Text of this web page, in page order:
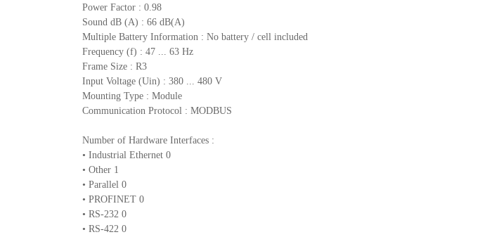
Power Factor : 0.98
Sound dB (A) : 66 dB(A)
Multiple Battery Information : No battery / cell included
Frequency (f) : 47 ... 63 Hz
Frame Size : R3
Input Voltage (Uin) : 380 ... 480 V
Mounting Type : Module
Communication Protocol : MODBUS
Number of Hardware Interfaces :
• Industrial Ethernet 0
• Other 1
• Parallel 0
• PROFINET 0
• RS-232 0
• RS-422 0